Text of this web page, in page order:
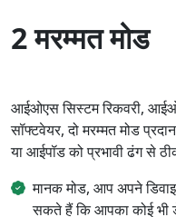
2 मरम्मत मोड
आईओएस सिस्टम रिकवरी,
सॉफ्टवेयर, दो मरम्मत मोड
या आईपॉड को प्रभावी ढंग से
मानक मोड, आप अपने
सकते हैं कि आपका कोई भी